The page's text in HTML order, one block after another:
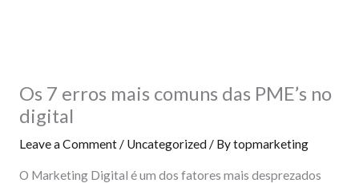
Os 7 erros mais comuns das PME’s no
digital
Leave a Comment / Uncategorized/ Bytopmarketing
O Marketing Digital é um dos fatores mais desprezados